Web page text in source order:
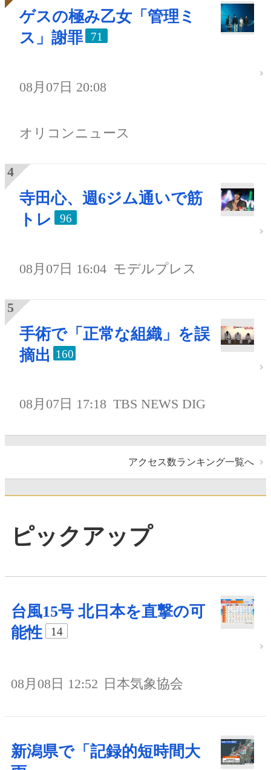
ゲスの極み乙女「管理ミ
ス」謝罪
71
08月07日 20:08
オリコンニュース
寺田心、週6ジム通いで筋
トレ
96
08月07日 16:04 モデルプレス
手術で「正常な組織」を誤
摘出 160
08月07日 17:18 TBS NEWS DIG
アクセス数ランキング一覧へ
ピックアップ
台風15号 北日本を直撃の可
能性
14
08月08日 12:52 日本気象協会
新潟県で「記録的短時間大